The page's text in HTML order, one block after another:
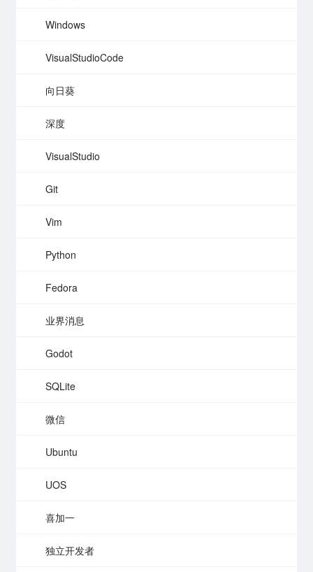
Windows
VisualStudioCode
向日葵
深度
VisualStudio
Git
Vim
Python
Fedora
业界消息
Godot
SQLite
微信
Ubuntu
UOS
喜加一
独立开发者